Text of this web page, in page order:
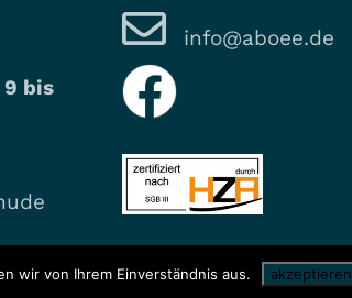
bis
info@aboee.de
wir von Ihrem Einverständnis aus. akzeptieren